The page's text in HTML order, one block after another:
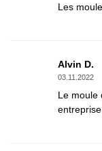
Les
Alvin D.
03.11.2022
Le moule